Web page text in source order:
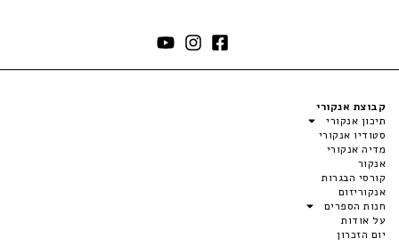
קבוצת אנקורי
תיכון אנקורי
סטודיו אנקורי
מדיה אנקורי
אנקור
קורסי הבגרות
אנקוריזום
חנות הספרים
על אודות
יום הזכרון